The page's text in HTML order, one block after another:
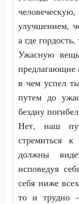
улучшением,
а где
Ужасную
предлагающие
в чем успел
путем до
бездну
Нет, наш
стремиться
должны
исповедуя
себя ниже
то и трудно